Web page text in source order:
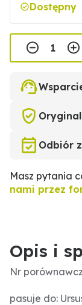
Dostępny
Odbiór
Masz pytania
nami przez
Opis i
Nr
pasuje do: